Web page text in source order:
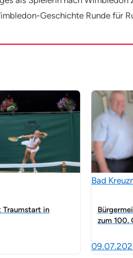
Geschichte Runde für
Traumstart in
Bad
zum 100.